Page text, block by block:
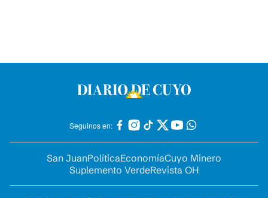
Seguinos en:
San JuanPolíticaEconomíaCuyo Minero
Suplemento VerdeRevista OH